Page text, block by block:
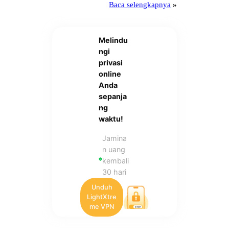
Baca selengkapnya »
Melindu
ngi
privasi
online
Anda
sepanja
ng
waktu!
Jamina
n uang
kembali
30 hari
Unduh
LightXtre
me VPN